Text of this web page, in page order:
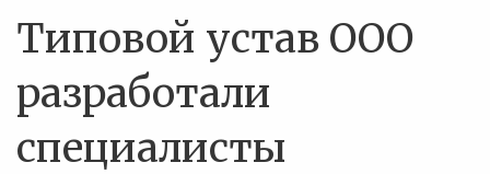
Типовой устав ООО
разработали
специалисты